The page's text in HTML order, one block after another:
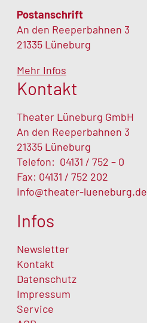
Postanschrift
An den Reeperbahnen 3
21335 Lüneburg
Mehr Infos
Kontakt
Theater Lüneburg GmbH
An den Reeperbahnen 3
21335 Lüneburg
Telefon: 04131 / 752 – 0
Fax: 04131 / 752 202
info@theater-lueneburg.de
Infos
Newsletter
Kontakt
Datenschutz
Impressum
Service